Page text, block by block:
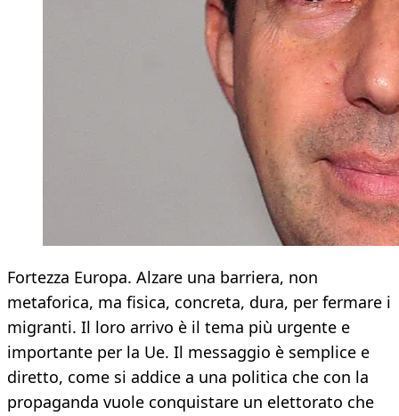
Fortezza Europa. Alzare una barriera, non
metaforica, ma fisica, concreta, dura, per fermare i
migranti. Il loro arrivo è il tema più urgente e
importante per la Ue. Il messaggio è semplice e
diretto, come si addice a una politica che con la
propaganda vuole conquistare un elettorato che